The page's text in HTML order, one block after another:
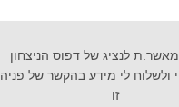
מאשר.ת לנציג של דפוס הניצחון
ולשלוח לי מידע בהקשר של פניה
זו